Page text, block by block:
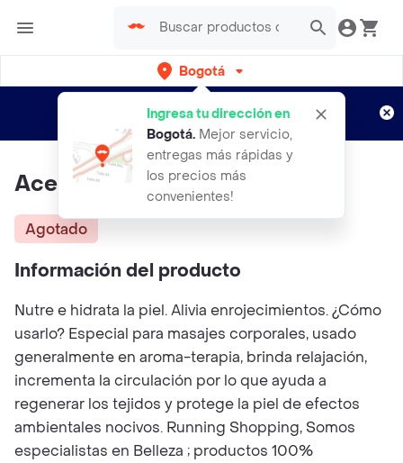
Bogotá
Ingresa tu dirección en
Bogotá. Mejor servicio,
entregas más rápidas y
los precios más
convenientes!
envíos gratis por semanas
Aplican TyC
Aceite De Caléndula Y Naranja
Agotado
Información del producto
Nutre e hidrata la piel. Alivia enrojecimientos. ¿Cómo
usarlo? Especial para masajes corporales, usado
generalmente en aroma-terapia, brinda relajación,
incrementa la circulación por lo que ayuda a
regenerar los tejidos y protege la piel de efectos
ambientales nocivos. Running Shopping, Somos
especialistas en Belleza ; productos 100%